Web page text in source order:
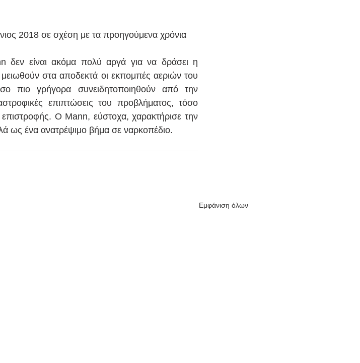
2018 σε σχέση με τα προηγούμενα χρόνια
είναι ακόμα πολύ αργά για να δράσει η
στα αποδεκτά οι εκπομπές αεριών του
πιο γρήγορα συνειδητοποιηθούν από την
επιπτώσεις του προβλήματος, τόσο
επιστροφής. Ο Mann, εύστοχα, χαρακτήρισε την
ως ένα ανατρέψιμο βήμα σε ναρκοπέδιο.
Εμφάνιση όλων